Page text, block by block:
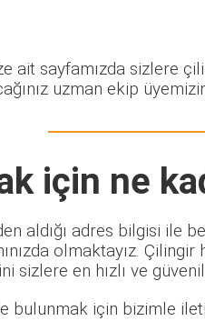
ait sayfamızda sizlere
uzman ekip
için ne
aldığı adres bilgisi ile
olmaktayız.
en hızlı ve
için bizimle